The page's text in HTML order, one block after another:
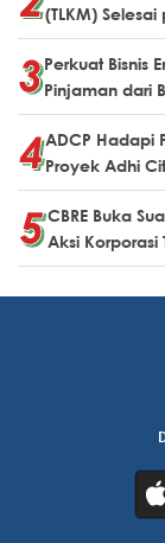
(TLKM)
Perkuat Bisnis
Pinjaman dari
ADCP Hadapi
Proyek Adhi
CBRE Buka
Aksi Korporasi